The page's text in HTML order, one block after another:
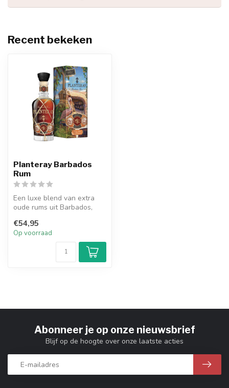
Recent bekeken
Planteray Barbados
Rum
Een luxe blend van extra
oude rums uit Barbados,
en F...
€54,95
Op voorraad
Abonneer je op onze nieuwsbrief
Blijf op de hoogte over onze laatste acties